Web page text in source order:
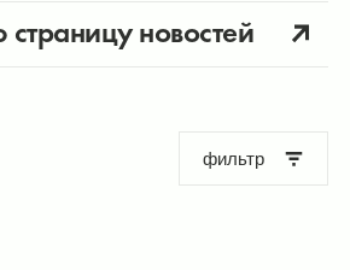
новостей
фильтр